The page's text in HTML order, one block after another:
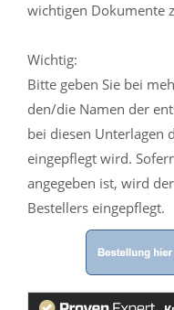
wichtigen Dokumente
Wichtig:
Bitte geben Sie bei
den/die Namen der
bei diesen Unterlagen
eingepflegt wird.
angegeben ist, wird
Bestellers eingepflegt.